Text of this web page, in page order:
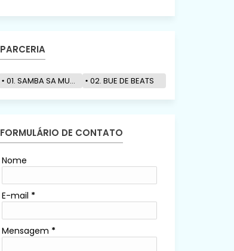
PARCERIA
01. SAMBA SA MUZIK 02. BUE DE BEATS
FORMULÁRIO DE CONTATO
Nome
E-mail *
Mensagem *